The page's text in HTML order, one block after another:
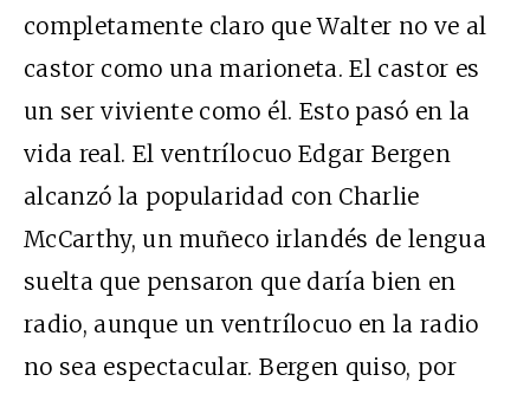
completamente claro que Walter no ve al
castor como una marioneta. El castor es
un ser viviente como él. Esto pasó en la
vida real. El ventrílocuo Edgar Bergen
alcanzó la popularidad con Charlie
McCarthy, un muñeco irlandés de lengua
suelta que pensaron que daría bien en
radio, aunque un ventrílocuo en la radio
no sea espectacular. Bergen quiso, por